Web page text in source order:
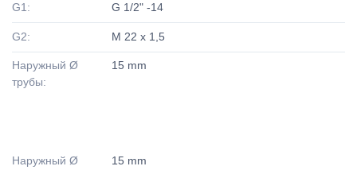
G1: G 1/2" -14
G2: M 22 x 1,5
Наружный Ø
трубы:
15 mm
Наружный Ø
15 mm